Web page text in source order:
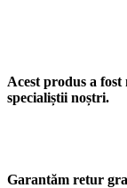
Acest produs a
specialiștii noștri.
Garantăm retur